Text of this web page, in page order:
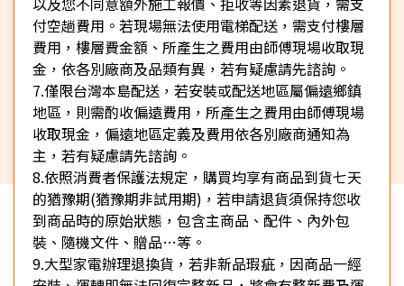
付空趟費用。若現場無法使用電梯配送，需支付樓層
費用，樓層費金額、所產生之費用由師傅現場收取現
金，依各別廠商及品類有異，若有疑慮請先諮詢。
7.僅限台灣本島配送，若安裝或配送地區屬偏遠鄉鎮
地區，則需酌收偏遠費用，所產生之費用由師傅現場
收取現金，偏遠地區定義及費用依各別廠商通知為
主，若有疑慮請先諮詢。
8.依照消費者保護法規定，購買均享有商品到貨七天
的猶豫期(猶豫期非試用期)，若申請退貨須保持您收
到商品時的原始狀態，包含主商品、配件、內外包
裝、隨機文件、贈品…等。
9.大型家電辦理退換貨，若非新品瑕疵，因商品一經